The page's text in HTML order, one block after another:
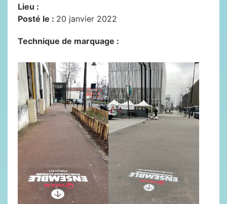
Lieu :
Posté le : 20 janvier 2022
Technique de marquage :